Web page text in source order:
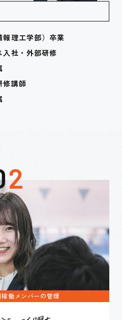
報理工学部）卒業
入社・外部研修
修講師
2
働メンバーの管理